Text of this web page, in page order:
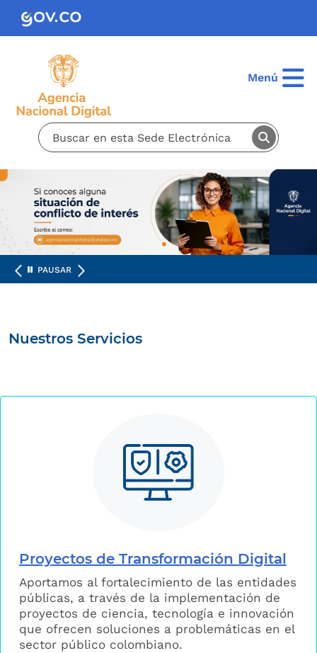
Pasar al contenido principal
Menú
PAUSAR
Nuestros Servicios
Proyectos de Transformación Digital
Aportamos al fortalecimiento de las entidades
públicas, a través de la implementación de
proyectos de ciencia, tecnología e innovación
que ofrecen soluciones a problemáticas en el
sector público colombiano.